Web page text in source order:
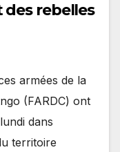
des rebelles
armées de la
(FARDC) ont
dans
territoire